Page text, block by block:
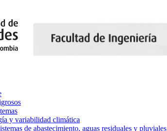
y variabilidad climática
de abastecimiento, aguas residuales y pluviales